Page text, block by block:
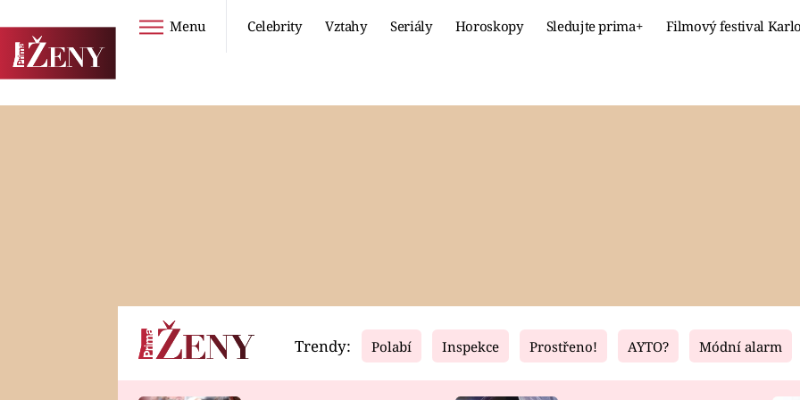
Menu Celebrity Vztahy Seriály Horoskopy Sledujte prima+ Filmový festival
Horoskopy Video Fresh Living
Trendy: Polabí Inspekce Prostřeno! AYTO? Módní alarm